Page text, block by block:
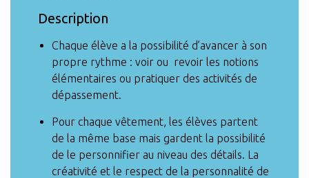
Description
Chaque élève a la possibilité d’avancer à son
propre rythme : voir ou revoir les notions
élémentaires ou pratiquer des activités de
dépassement.
Pour chaque vêtement, les élèves partent
de la même base mais gardent la possibilité
de le personnifier au niveau des détails. La
créativité et le respect de la personnalité de